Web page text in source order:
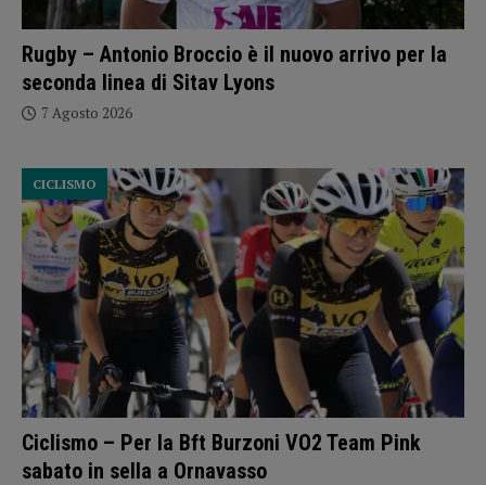
Rugby – Antonio Broccio è il nuovo arrivo per la
seconda linea di Sitav Lyons
7 Agosto 2026
Ciclismo – Per la Bft Burzoni VO2 Team Pink
sabato in sella a Ornavasso
CICLISMO